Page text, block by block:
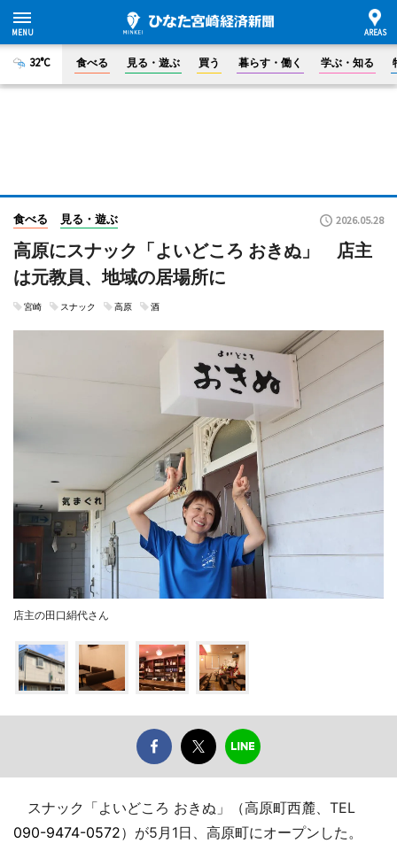
32°C 食べる 見る・遊ぶ 買う 暮らす・働く 学ぶ・知る
食べる 見る・遊ぶ 2026.05.28
高原にスナック「よいどころ おきぬ」 店主
は元教員、地域の居場所に
宮崎 スナック 高原 酒
店主の田口絹代さん
スナック「よいどころ おきぬ」（高原町西麓、TEL
090-9474-0572）が5月1日、高原町にオープンした。